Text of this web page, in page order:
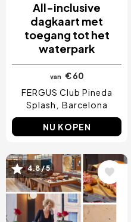
All-inclusive
dagkaart met
toegang tot het
waterpark
van € 60
FERGUS Club Pineda
Splash
Barcelona
NU KOPEN
Afbeelding
4.8 / 5